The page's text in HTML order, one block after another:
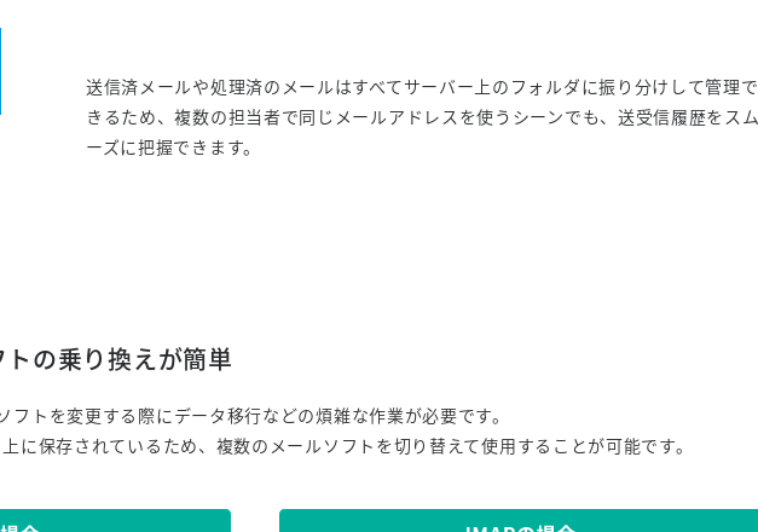
送信済メールや処理済のメールはすべてサーバー上のフォルダに振り分けして管理で
きるため、複数の担当者で同じメールアドレスを使うシーンでも、送受信履歴をス
ーズに把握できます。
の乗り換えが簡単
フトを変更する際にデータ移行などの煩雑な作業が必要です。
に保存されているため、複数のメールソフトを切り替えて使用することが可能です。